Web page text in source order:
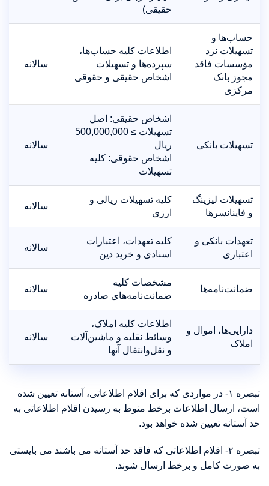
حقیقی)
حساب‌ها و
تسهیلات نزد
مؤسسات فاقد
مجوز بانک
مرکزی
اطلاعات کلیه حساب‌ها،
سپرده‌ها و تسهیلات
اشخاص حقیقی و حقوقی
سالانه
تسهیلات بانکی
اشخاص حقیقی: اصل
تسهیلات ≥ 500,000,000
ریال
اشخاص حقوقی: کلیه
تسهیلات
سالانه
تسهیلات لیزینگ
و فاینانسرها
کلیه تسهیلات ریالی و
ارزی
سالانه
تعهدات بانکی و
اعتباری
کلیه تعهدات، اعتبارات
اسنادی و خرید دین
سالانه
ضمانت‌نامه‌ها
مشخصات کلیه
ضمانت‌نامه‌های صادره
سالانه
دارایی‌ها، اموال و
املاک
اطلاعات کلیه املاک،
وسائط نقلیه و ماشین‌آلات
و نقل‌وانتقال آنها
سالانه
تبصره ۱- در مواردی که برای اقلام اطلاعاتی، آستانه تعیین شده
است، ارسال اطلاعات برخط منوط به رسیدن اقلام اطلاعاتی به
حد آستانه تعیین شده خواهد بود.
تبصره ۲- اقلام اطلاعاتی که فاقد حد آستانه می باشند می بایستی
به صورت کامل و برخط ارسال شوند.